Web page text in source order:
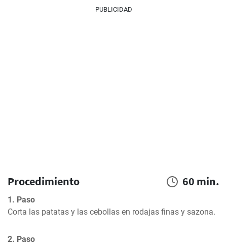
PUBLICIDAD
Procedimiento 60 min.
1. Paso
Corta las patatas y las cebollas en rodajas finas y sazona.
2. Paso